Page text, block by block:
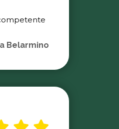
Belarmino